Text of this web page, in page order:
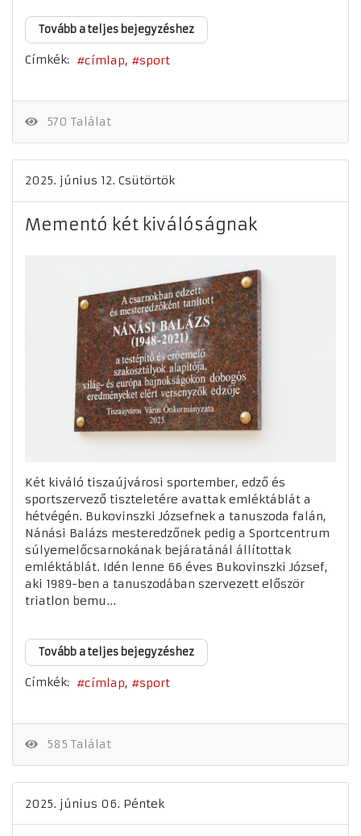
Tovább a teljes bejegyzéshez
Címkék: címlap sport
570 Találat
2025. június 12. Csütörtök
Mementó két kiválóságnak
Két kiváló tiszaújvárosi sportember, edző és
sportszervező tiszteletére avattak emléktáblát a
hétvégén. Bukovinszki Józsefnek a tanuszoda falán,
Nánási Balázs mesteredzőnek pedig a Sportcentrum
súlyemelőcsarnokának bejáratánál állítottak
emléktáblát. Idén lenne 66 éves Bukovinszki József,
aki 1989-ben a tanuszodában szervezett először
triatlon bemu...
Tovább a teljes bejegyzéshez
Címkék: címlap sport
585 Találat
2025. június 06. Péntek